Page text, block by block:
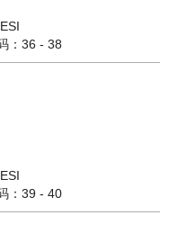
ESI
：36 - 38
ESI
：39 - 40